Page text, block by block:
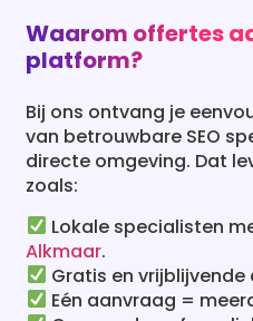
Waarom offertes
platform?
Bij ons ontvang je
van betrouwbare SEO
directe omgeving. Dat
zoals:
Lokale specialisten
Alkmaar.
Gratis en vrijblijvende
Eén aanvraag =